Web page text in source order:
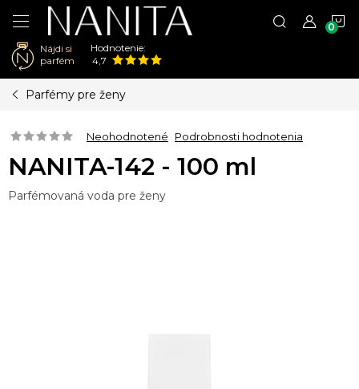
Nájdi si
parfém
Hodnotenie:
4,7
Parfémy pre ženy
Neohodnotené Podrobnosti hodnotenia
NANITA-142 - 100 ml
Parfémovaná voda pre ženy